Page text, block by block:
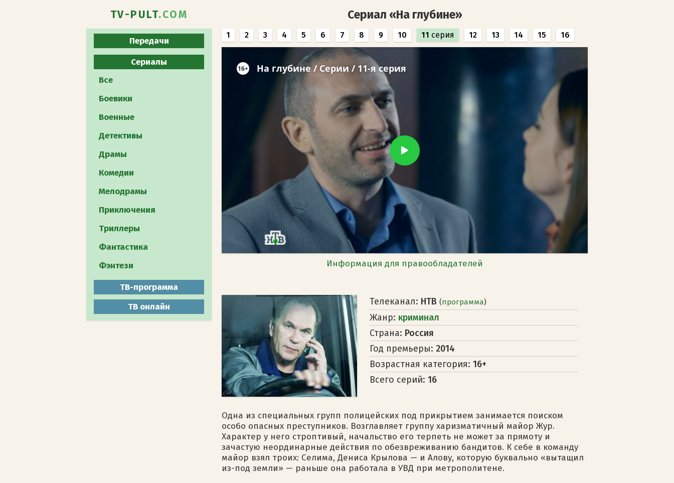
TV-PULT.COM
Передачи
Юмористическое
Развлекательное
Познавательное
Реалити-шоу
Музыкальное
Кулинарное
Телеигра
Шоу талантов
Путешествия
Документальное
Животный мир
Мистика
Сериалы
Все
Боевики
Военные
Детективы
Драмы
Комедии
Мелодрамы
Приключения
Триллеры
Фантастика
Фэнтези
ТВ-программа
ТВ онлайн
Сериал «На глубине»
1 2 3 4 5 6 7 8 9 10 11 серия 12 13 14 15 16
Информация для правообладателей
Телеканал: НТВ (программа)
Жанр: криминал
Страна: Россия
Год премьеры: 2014
Возрастная категория: 16+
Всего серий: 16
Одна из специальных групп полицейских под прикрытием занимается поиском
особо опасных преступников. Возглавляет группу харизматичный майор Жур.
Характер у него строптивый, начальство его терпеть не может за прямоту и
зачастую неординарные действия по обезвреживанию бандитов. К себе в команду
майор взял троих: Селима, Дениса Крылова — и Алову, которую буквально «вытащил
из-под земли» — раньше она работала в УВД при метрополитене.